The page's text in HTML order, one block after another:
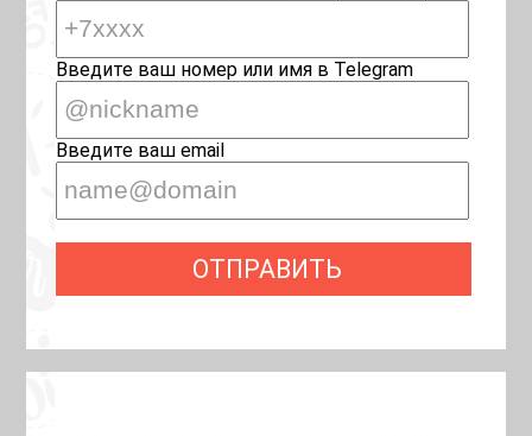
Введите ваш номер или имя в Telegram
Введите ваш email